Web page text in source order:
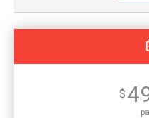
$